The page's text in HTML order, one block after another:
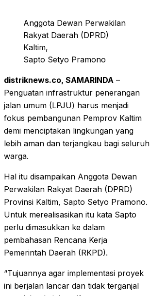
Anggota Dewan Perwakilan
Rakyat Daerah (DPRD)
Kaltim,
Sapto Setyo Pramono
distriknews.co, SAMARINDA –
Penguatan infrastruktur penerangan
jalan umum (LPJU) harus menjadi
fokus pembangunan Pemprov Kaltim
demi menciptakan lingkungan yang
lebih aman dan terjangkau bagi seluruh
warga.
Hal itu disampaikan Anggota Dewan
Perwakilan Rakyat Daerah (DPRD)
Provinsi Kaltim, Sapto Setyo Pramono.
Untuk merealisasikan itu kata Sapto
perlu dimasukkan ke dalam
pembahasan Rencana Kerja
Pemerintah Daerah (RKPD).
“Tujuannya agar implementasi proyek
ini berjalan lancar dan tidak terganjal